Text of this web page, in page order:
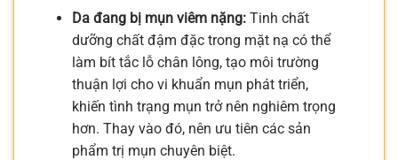
Da đang bị mụn viêm nặng:Tinh chất
dưỡng chất đậm đặc trong mặt nạ có thể
làm bít tắc lỗ chân lông, tạo môi trường
thuận lợi cho vi khuẩn mụn phát triển,
khiến tình trạng mụn trở nên nghiêm trọng
hơn. Thay vào đó, nên ưu tiên các sản
phẩm trị mụn chuyên biệt.